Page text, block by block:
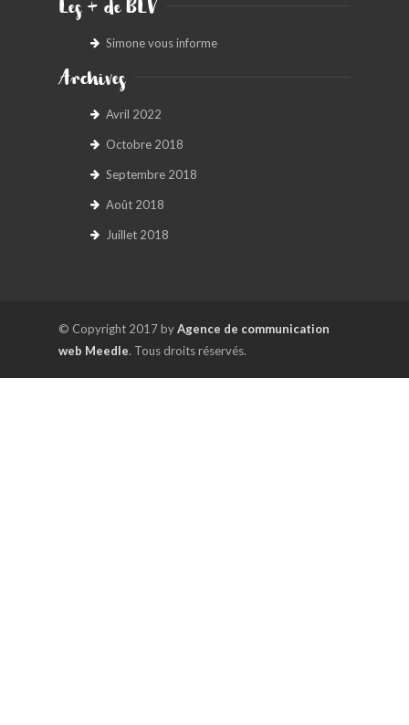
Les + de BLV
Simone vous informe
Archives
Avril 2022
Octobre 2018
Septembre 2018
Août 2018
Juillet 2018
© Copyright 2017 byAgence de communication
web Meedle. Tous droits réservés.